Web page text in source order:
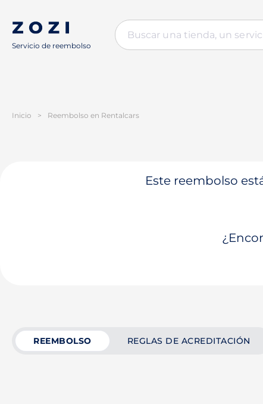
Servicio de reembolso
Inicio > Reembolso en Rentalcars
Este reembolso
REEMBOLSO REGLAS DE ACREDITACIÓN